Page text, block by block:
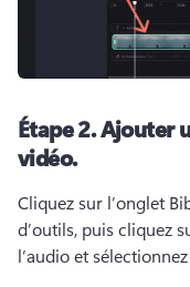
Étape 2.Ajouter
vidéo.
Cliquez sur l’onglet
d’outils, puis cliquez
l’audio et